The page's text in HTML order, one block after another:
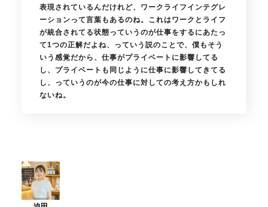
表現されているんだけれど、ワークライフインテグレ
ーションって言葉もあるのね。これはワークとライフ
が統合されてる状態っていうのが仕事をするにあたっ
て1つの正解だよね、っていう説のことで、僕もそう
いう感覚だから、仕事がプライベートに影響してる
し、プライベートも同じように仕事に影響してきてる
し、っていうのが今の仕事に対しての考え方かもしれ
ないね。